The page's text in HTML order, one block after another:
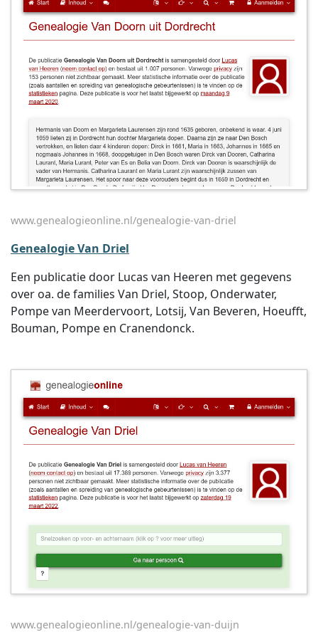
www.genealogieonline.nl/genealogie-van-driel
Genealogie Van Driel
Een publicatie door Lucas van Heeren met gegevens
over oa. de families Van Driel, Stoop, Onderwater,
Pompe van Meerdervoort, Lotsij, Van Beveren, Hoeufft,
Bouman, Pompe en Cranendonck.
www.genealogieonline.nl/genealogie-van-duijn